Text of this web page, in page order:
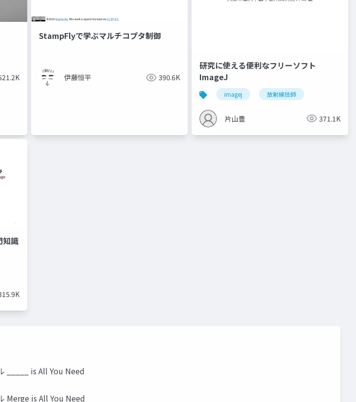
StampFlyで学ぶマルチコプタ制御
伊藤恒平 390.6K
研究に使える便利なフリーソフト
ImageJ
imagej 放射線技師
片山豊 371.1K
知識
_____ is All You Need
Merge is All You Need